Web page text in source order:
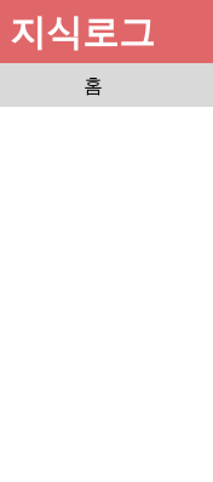
지식로그
홈